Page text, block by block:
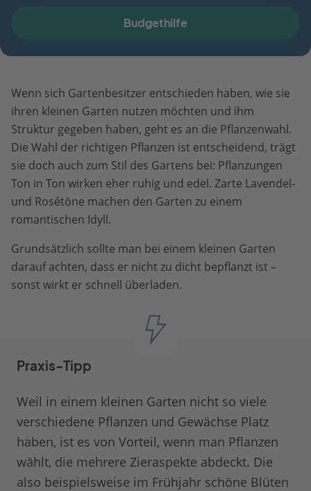
Budgethilfe
Wenn sich Gartenbesitzer entschieden haben, wie sie
ihren kleinen Garten nutzen möchten und ihm
Struktur gegeben haben, geht es an die Pflanzenwahl.
Die Wahl der richtigen Pflanzen ist entscheidend, trägt
sie doch auch zum Stil des Gartens bei: Pflanzungen
Ton in Ton wirken eher ruhig und edel. Zarte Lavendel-
und Rosétöne machen den Garten zu einem
romantischen Idyll.
Grundsätzlich sollte man bei einem kleinen Garten
darauf achten, dass er nicht zu dicht bepflanzt ist –
sonst wirkt er schnell überladen.
Praxis-Tipp
Weil in einem kleinen Garten nicht so viele
verschiedene Pflanzen und Gewächse Platz
haben, ist es von Vorteil, wenn man Pflanzen
wählt, die mehrere Zieraspekte abdeckt. Die
also beispielsweise im Frühjahr schöne Blüten